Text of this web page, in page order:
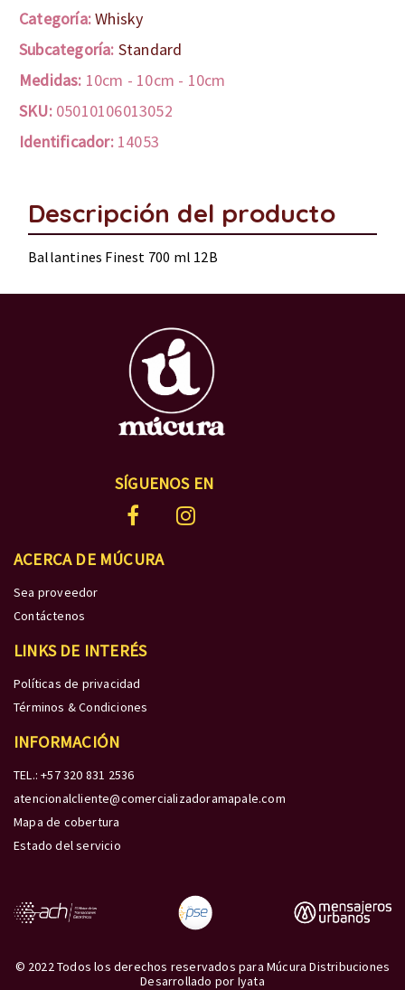
Categoría:Whisky
Subcategoría: Standard
Medidas: 10cm - 10cm - 10cm
SKU: 05010106013052
Identificador: 14053
Descripción del producto
Ballantines Finest 700 ml 12B
SÍGUENOS EN
ACERCA DE MÚCURA
Sea proveedor
Contáctenos
LINKS DE INTERÉS
Políticas de privacidad
Términos & Condiciones
INFORMACIÓN
TEL.: +57 320 831 2536
atencionalcliente@comercializadoramapale.com
Mapa de cobertura
Estado del servicio
© 2022 Todos los derechos reservados para Múcura Distribuciones
Desarrollado por Iyata